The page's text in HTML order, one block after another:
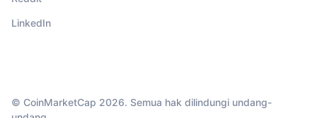
LinkedIn
© CoinMarketCap 2026. Semua hak dilindungi undang-